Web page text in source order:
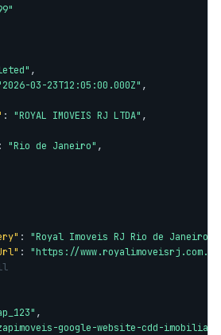
,
03-23T12:05:00.000Z" ,
: "ROYAL IMOVEIS RJ LTDA" ,
: "Rio de Janeiro" ,
: "Royal Imoveis RJ Rio de Janeiro"
: "https://
,
google-website-cdd-